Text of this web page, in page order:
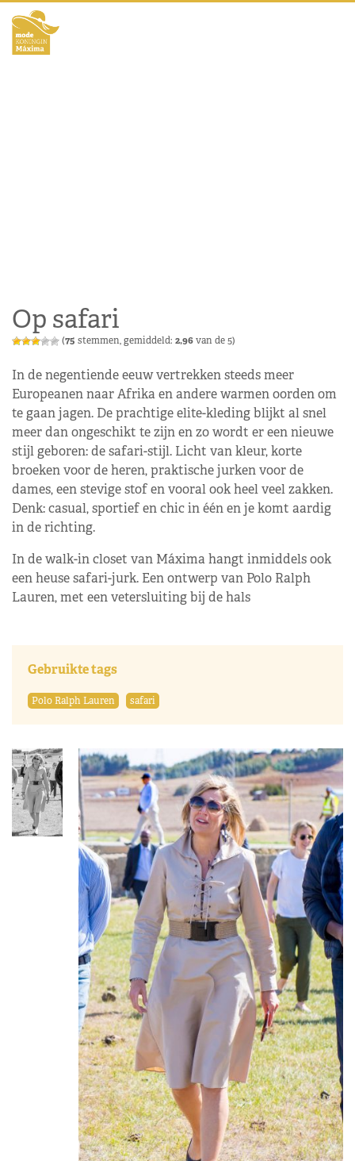
Op safari
(75 stemmen, gemiddeld: 2,96van de 5)
In de negentiende eeuw vertrekken steeds meer
Europeanen naar Afrika en andere warmen oorden om
te gaan jagen. De prachtige elite-kleding blijkt al snel
meer dan ongeschikt te zijn en zo wordt er een nieuwe
stijl geboren: de safari-stijl. Licht van kleur, korte
broeken voor de heren, praktische jurken voor de
dames, een stevige stof en vooral ook heel veel zakken.
Denk: casual, sportief en chic in één en je komt aardig
in de richting.
In de walk-in closet van Máxima hangt inmiddels ook
een heuse safari-jurk. Een ontwerp van Polo Ralph
Lauren, met een vetersluiting bij de hals
Gebruikte tags
Polo Ralph Lauren safari